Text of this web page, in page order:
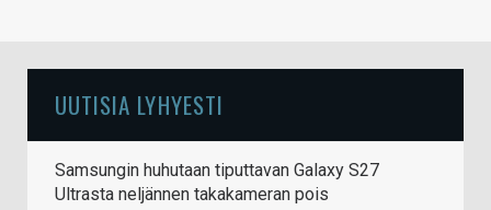
UUTISIA LYHYESTI
Samsungin huhutaan tiputtavan Galaxy S27
Ultrasta neljännen takakameran pois